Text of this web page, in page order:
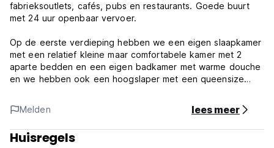
fabrieksoutlets, cafés, pubs en restaurants. Goede buurt
met 24 uur openbaar vervoer.
Op de eerste verdieping hebben we een eigen slaapkamer
met een relatief kleine maar comfortabele kamer met 2
aparte bedden en een eigen badkamer met warme douche
en we hebben ook een hoogslaper met een queensize
Op de tweede verdieping hebben we 4 privéslaapkamers,
relatief kleine maar comfortabele kamer met 2 aparte
bedden en 2 gedeelde badkamers met warme douche. Er is
geen airconditioning, tv-kabel in het uitgaansgebied buiten
Melden lees meer
Huisregels